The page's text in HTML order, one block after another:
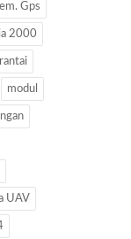
Gps
2000
modul
UAV